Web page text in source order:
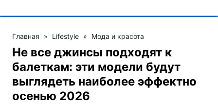
Главная » Lifestyle » Мода и красота
Не все джинсы подходят к
балеткам: эти модели будут
выглядеть наиболее эффектно
осенью 2026